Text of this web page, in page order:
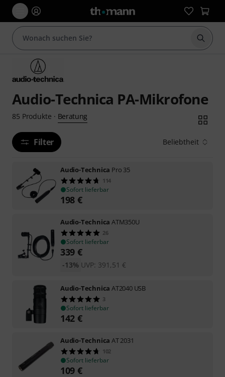
Suche
Audio-Technica PA-Mikrofone
85 Produkte · Beratung
Filter Beliebtheit
Audio-Technica Pro 35
114
Sofort lieferbar
198 €
Audio-Technica ATM350U
26
Sofort lieferbar
339 €
UVP: 391,51 €
-13%
Audio-Technica AT2040 USB
3
Sofort lieferbar
142 €
Audio-Technica AT 2031
102
Sofort lieferbar
109 €